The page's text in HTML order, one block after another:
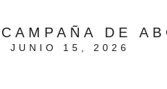
DE
JUNIO 15, 2026